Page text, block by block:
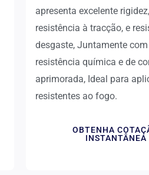
apresenta excelente rigidez,
resistência à tracção, e
desgaste, Juntamente com
resistência química e de
aprimorada, Ideal para
resistentes ao fogo.
OBTENHA
INSTANTÂNEA